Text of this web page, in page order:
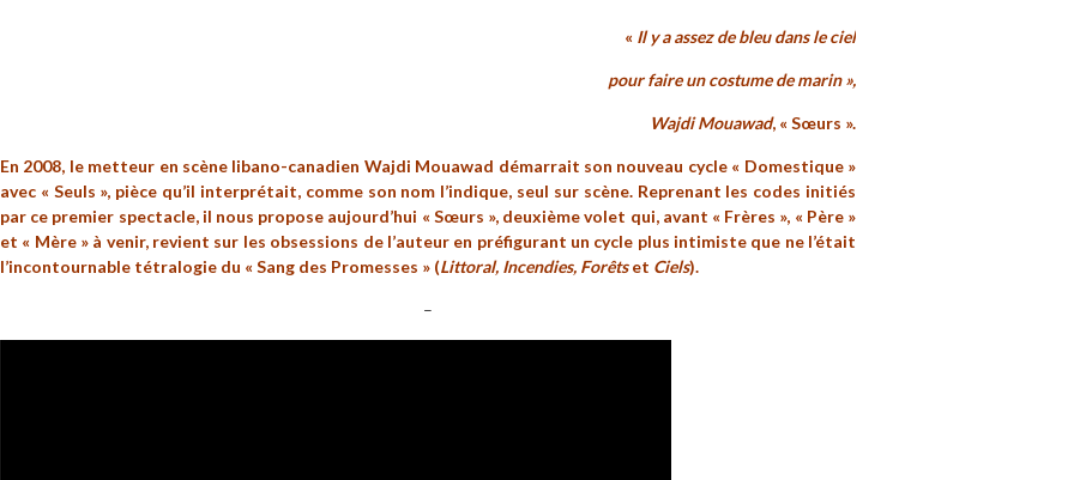
« Il y a assez de bleu dans le ciel
pour faire un costume de marin »,
Wajdi Mouawad, « Sœurs ».
En 2008, le metteur en scène libano-canadien Wajdi Mouawad démarrait son nouveau cycle « Domestique »
avec « Seuls », pièce qu’il interprétait, comme son nom l’indique, seul sur scène. Reprenant les codes initiés
par ce premier spectacle, il nous propose aujourd’hui « Sœurs », deuxième volet qui, avant « Frères », « Père »
et « Mère » à venir, revient sur les obsessions de l’auteur en préfigurant un cycle plus intimiste que ne l’était
l’incontournable tétralogie du « Sang des Promesses » (Littoral, Incendies, Forêtset Ciels).
–